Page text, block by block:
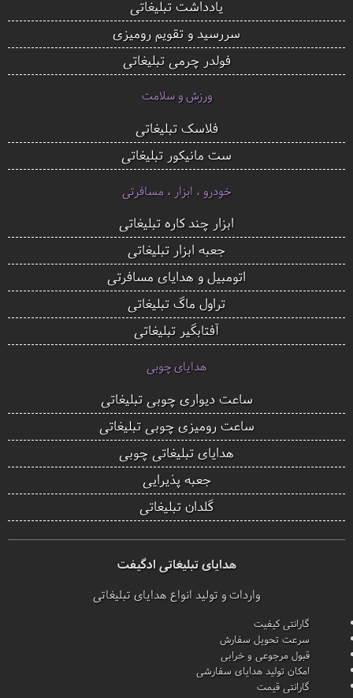
یادداشت تبلیغاتی
سررسید و تقویم رومیزی
فولدر چرمی تبلیغاتی
ورزش و سلامت
فلاسک تبلیغاتی
ست مانیکور تبلیغاتی
خودرو ، ابزار ، مسافرتی
ابزار چند کاره تبلیغاتی
جعبه ابزار تبلیغاتی
اتومبیل و هدایای مسافرتی
تراول ماگ تبلیغاتی
آفتابگیر تبلیغاتی
هدایای چوبی
ساعت دیواری چوبی تبلیغاتی
ساعت رومیزی چوبی تبلیغاتی
هدایای تبلیغاتی چوبی
جعبه پذیرایی
گلدان تبلیغاتی
هدایای تبلیغاتی ادگیفت
واردات و تولید انواع هدایای تبلیغاتی
گارانتی کیفیت
سرعت تحویل سفارش
قبول مرجوعی و خرابی
امکان تولید هدایای سفارشی
گارانتی قیمت